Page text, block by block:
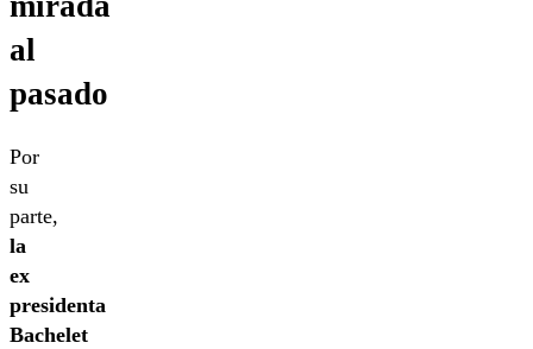
al
pasado
Por
su
parte,
la
ex
presidenta
Bachelet